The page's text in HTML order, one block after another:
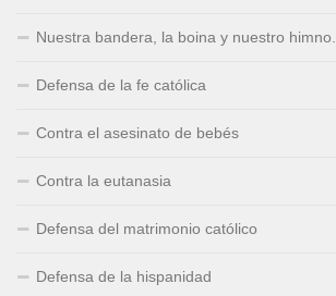
Nuestra bandera, la boina y nuestro himno.
Defensa de la fe católica
Contra el asesinato de bebés
Contra la eutanasia
Defensa del matrimonio católico
Defensa de la hispanidad